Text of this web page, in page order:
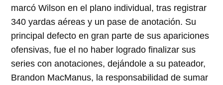
marcó Wilson en el plano individual, tras registrar
340 yardas aéreas y un pase de anotación. Su
principal defecto en gran parte de sus apariciones
ofensivas, fue el no haber logrado finalizar sus
series con anotaciones, dejándole a su pateador,
Brandon MacManus, la responsabilidad de sumar